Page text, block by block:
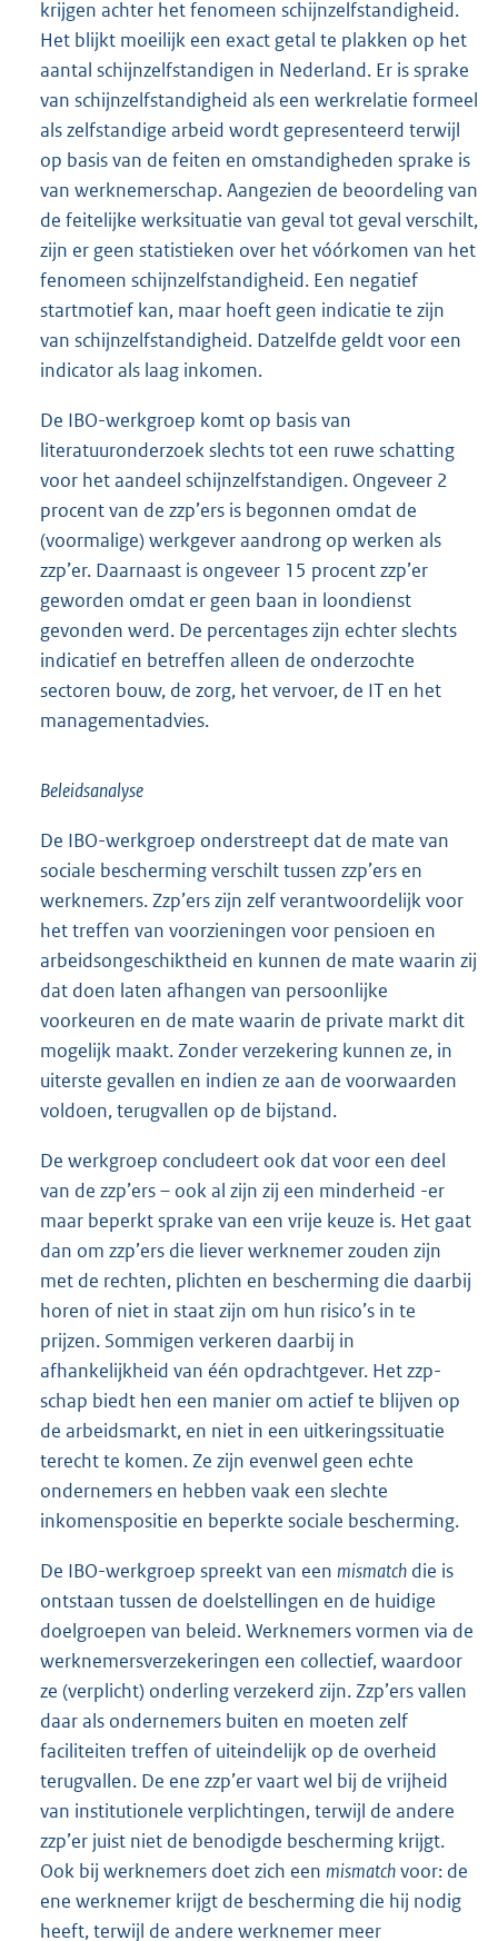
krijgen achter het fenomeen schijnzelfstandigheid.
Het blijkt moeilijk een exact getal te plakken op het
aantal schijnzelfstandigen in Nederland. Er is sprake
van schijnzelfstandigheid als een werkrelatie formeel
als zelfstandige arbeid wordt gepresenteerd terwijl
op basis van de feiten en omstandigheden sprake is
van werknemerschap. Aangezien de beoordeling van
de feitelijke werksituatie van geval tot geval verschilt,
zijn er geen statistieken over het vóórkomen van het
fenomeen schijnzelfstandigheid. Een negatief
startmotief kan, maar hoeft geen indicatie te zijn
van schijnzelfstandigheid. Datzelfde geldt voor een
indicator als laag inkomen.
De IBO-werkgroep komt op basis van
literatuuronderzoek slechts tot een ruwe schatting
voor het aandeel schijnzelfstandigen. Ongeveer 2
procent van de zzp’ers is begonnen omdat de
(voormalige) werkgever aandrong op werken als
zzp’er. Daarnaast is ongeveer 15 procent zzp’er
geworden omdat er geen baan in loondienst
gevonden werd. De percentages zijn echter slechts
indicatief en betreffen alleen de onderzochte
sectoren bouw, de zorg, het vervoer, de IT en het
managementadvies.
Beleidsanalyse
De IBO-werkgroep onderstreept dat de mate van
sociale bescherming verschilt tussen zzp’ers en
werknemers. Zzp’ers zijn zelf verantwoordelijk voor
het treffen van voorzieningen voor pensioen en
arbeidsongeschiktheid en kunnen de mate waarin zij
dat doen laten afhangen van persoonlijke
voorkeuren en de mate waarin de private markt dit
mogelijk maakt. Zonder verzekering kunnen ze, in
uiterste gevallen en indien ze aan de voorwaarden
voldoen, terugvallen op de bijstand.
De werkgroep concludeert ook dat voor een deel
van de zzp’ers – ook al zijn zij een minderheid -er
maar beperkt sprake van een vrije keuze is. Het gaat
dan om zzp’ers die liever werknemer zouden zijn
met de rechten, plichten en bescherming die daarbij
horen of niet in staat zijn om hun risico’s in te
prijzen. Sommigen verkeren daarbij in
afhankelijkheid van één opdrachtgever. Het zzp-
schap biedt hen een manier om actief te blijven op
de arbeidsmarkt, en niet in een uitkeringssituatie
terecht te komen. Ze zijn evenwel geen echte
ondernemers en hebben vaak een slechte
inkomenspositie en beperkte sociale bescherming.
De IBO-werkgroep spreekt van een mismatch die is
ontstaan tussen de doelstellingen en de huidige
doelgroepen van beleid. Werknemers vormen via de
werknemersverzekeringen een collectief, waardoor
ze (verplicht) onderling verzekerd zijn. Zzp’ers vallen
daar als ondernemers buiten en moeten zelf
faciliteiten treffen of uiteindelijk op de overheid
terugvallen. De ene zzp’er vaart wel bij de vrijheid
van institutionele verplichtingen, terwijl de andere
zzp’er juist niet de benodigde bescherming krijgt.
Ook bij werknemers doet zich een mismatchvoor: de
ene werknemer krijgt de bescherming die hij nodig
heeft, terwijl de andere werknemer meer